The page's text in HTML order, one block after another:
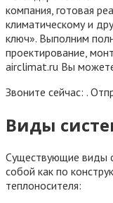
компания, готовая
климатическому и
ключ». Выполним
проектирование,
airclimat.ru Вы
Звоните сейчас: .
Виды
Существующие виды
собой как по
теплоносителя: